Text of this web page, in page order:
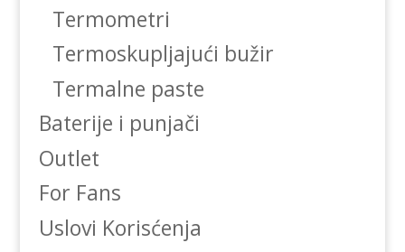
Termometri
Termoskupljajući bužir
Termalne paste
Baterije i punjači
Outlet
For Fans
Uslovi Korisćenja